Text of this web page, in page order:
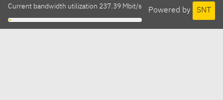
Powered by SNT
Current bandwidth utilization 237.39 Mbit/s